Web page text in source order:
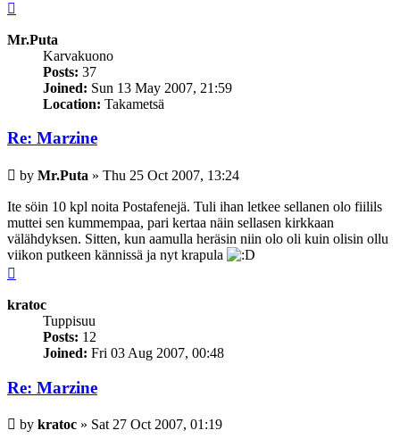
Mr.Puta
Karvakuono
Posts: 37
Joined: Sun 13 May 2007, 21:59
Location: Takametsä
Re: Marzine
Post
by Mr.Puta » Thu 25 Oct 2007, 13:24
Ite söin 10 kpl noita Postafenejä. Tuli ihan letkee sellanen olo fiilils
muttei sen kummempaa, pari kertaa näin sellasen kirkkaan
välähdyksen. Sitten, kun aamulla heräsin niin olo oli kuin olisin ollu
viikon putkeen kännissä ja nyt krapula
kratoc
Tuppisuu
Posts: 12
Joined: Fri 03 Aug 2007, 00:48
Re: Marzine
Post
by kratoc » Sat 27 Oct 2007, 01:19